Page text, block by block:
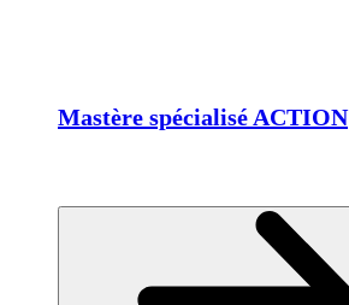
Mastère spécialisé ACTION